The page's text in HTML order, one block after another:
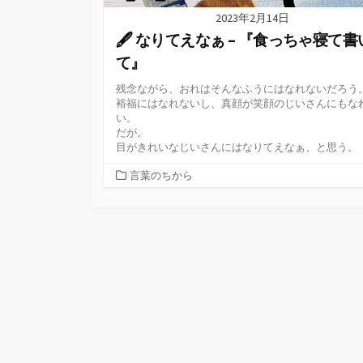
2023年2月14日
🖋 なりてえなぁ – 『食っちゃ寝て書
て』
残念ながら、おれはそんなふうにはなれないだろう。
裕福にはなれないし、真顔が笑顔のじいさんにもな
い。
だが。
目がきれいなじいさんにはなりてえなぁ、と思う。
カ言葉のちから